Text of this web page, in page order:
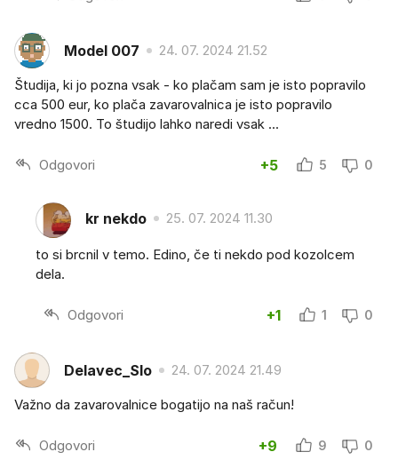
Model 007 24. 07. 2024 21.52
Študija, ki jo pozna vsak - ko plačam sam je isto popravilo
cca 500 eur, ko plača zavarovalnica je isto popravilo
vredno 1500. To študijo lahko naredi vsak ...
Odgovori +5 5 0
kr nekdo 25. 07. 2024 11.30
to si brcnil v temo. Edino, če ti nekdo pod kozolcem
dela.
Odgovori +1 1 0
Delavec_Slo 24. 07. 2024 21.49
Važno da zavarovalnice bogatijo na naš račun!
Odgovori +9 9 0